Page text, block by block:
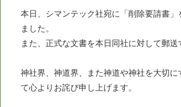
本日、シマンテック社宛に「削除要請書」
ました。
また、正式な文書を本日同社に対して郵送
神社界、神道界、また神道や神社を大切に
て心よりお詫び申し上げます。